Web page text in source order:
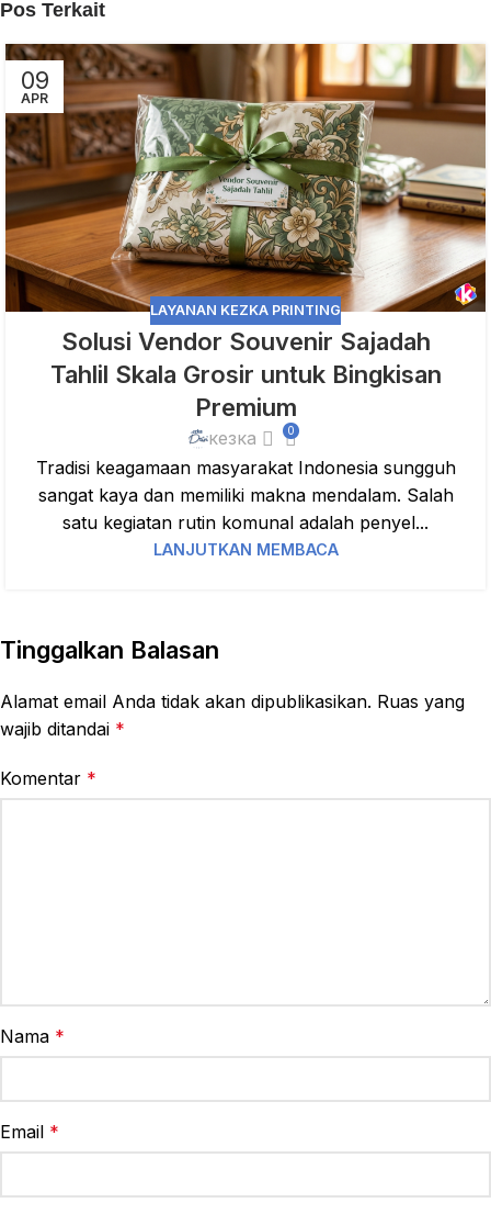
Pos Terkait
09
APR
LAYANAN KEZKA PRINTING
Solusi Vendor Souvenir Sajadah
Tahlil Skala Grosir untuk Bingkisan
Premium
кезка 0
Tradisi keagamaan masyarakat Indonesia sungguh
sangat kaya dan memiliki makna mendalam. Salah
satu kegiatan rutin komunal adalah penyel...
LANJUTKAN MEMBACA
Tinggalkan Balasan
Alamat email Anda tidak akan dipublikasikan. Ruas yang
wajib ditandai *
Komentar *
Nama *
Email *